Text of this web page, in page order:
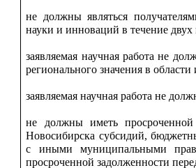
не должны являться
науки и инноваций в течение
заявляемая научная работа не
регионального значения в
заявляемая научная работа не
не должны иметь
Новосибирска субсидий,
с иными муниципальными
просроченной задолженности